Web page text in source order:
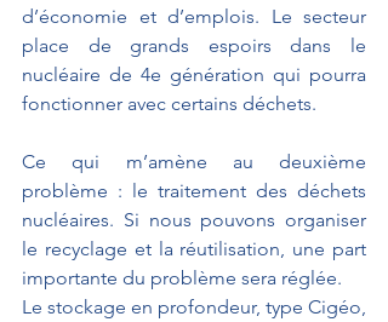
d’économie et d’emplois. Le secteur
place de grands espoirs dans le
nucléaire de 4e génération qui pourra
fonctionner avec certains déchets.
Ce qui m’amène au deuxième
problème : le traitement des déchets
nucléaires. Si nous pouvons organiser
le recyclage et la réutilisation, une part
importante du problème sera réglée.
Le stockage en profondeur, type Cigéo,